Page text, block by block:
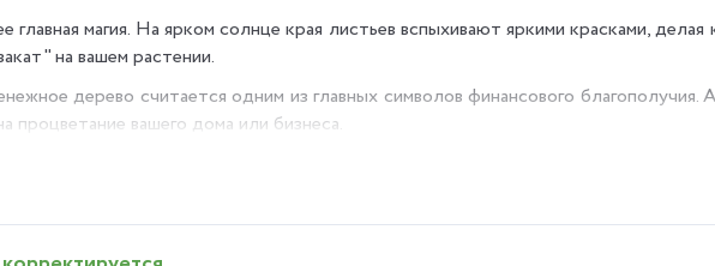
главная магия. На ярком солнце края листьев вспыхивают яркими красками,
на вашем растении.
дерево считается одним из главных символов финансового
процветание вашего дома или бизнеса.
полить — сделали ему комплимент.